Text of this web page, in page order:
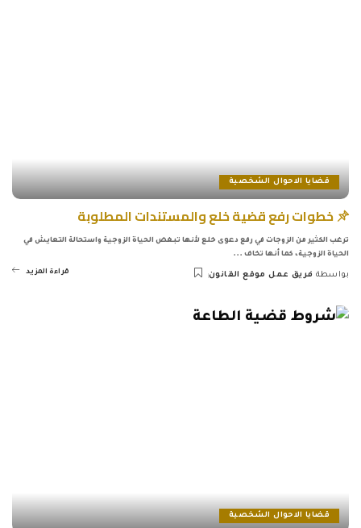
قضايا الاحوال الشخصية
خطوات رفع قضية خلع والمستندات المطلوبة
ترغب الكثير من الزوجات في رفع دعوى خلع لأنها تبغض الحياة الزوجية واستحالة التعايش في
الحياة الزوجية، كما أنها تخاف ...
Posted
بواسطة فريق عمل موقع القانون قراءة المزيد
قضايا الاحوال الشخصية